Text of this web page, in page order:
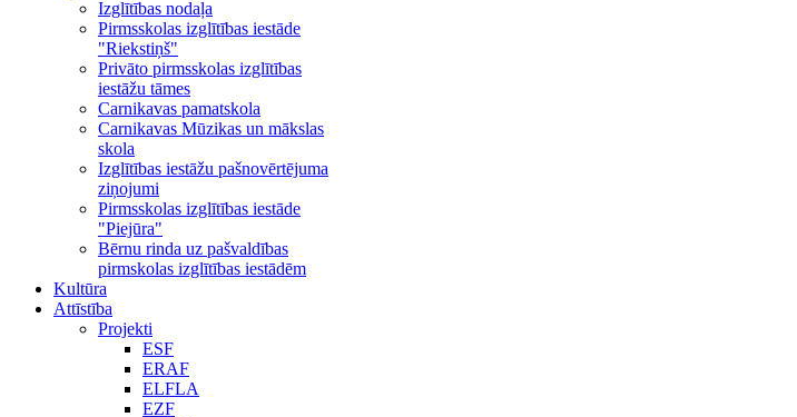
Izglītības nodaļa
Pirmsskolas izglītības iestāde
"Riekstiņš"
Privāto pirmsskolas izglītības
iestāžu tāmes
Carnikavas pamatskola
Carnikavas Mūzikas un mākslas
skola
Izglītības iestāžu pašnovērtējuma
ziņojumi
Pirmsskolas izglītības iestāde
"Piejūra"
Bērnu rinda uz pašvaldības
pirmskolas izglītības iestādēm
Kultūra
Attīstība
Projekti
ESF
ERAF
ELFLA
EZF